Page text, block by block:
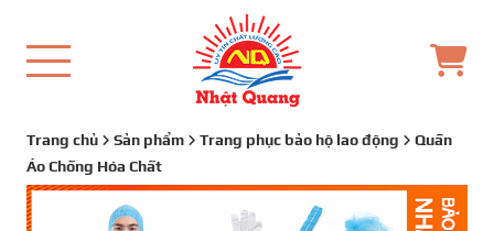
Trang chủ Sản phẩm Trang phục bảo hộ lao động
Quần
Áo Chống Hóa Chất